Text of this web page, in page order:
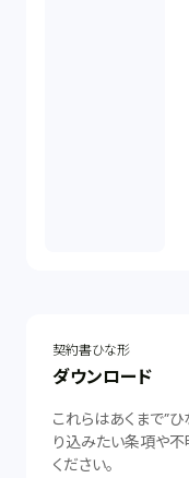
契約書ひな形
ダウンロード
これらはあくまで”
り込みたい条項や
ください。